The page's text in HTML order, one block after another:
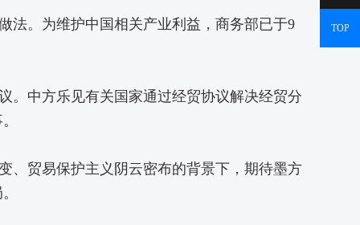
。为维护中国相关产业利益，商务部已于9
中方乐见有关国家通过经贸协议解决经贸分
贸易保护主义阴云密布的背景下，期待墨方
TOP